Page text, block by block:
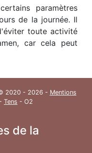
paramètres
de la journée. Il
toute activité
car cela peut
2020 - 2026 - Mentions
- Tens - O2
de la